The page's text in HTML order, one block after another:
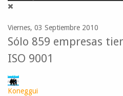
Viernes, 03 Septiembre 2010
Sólo 859 empresas
ISO 9001
Koneggui